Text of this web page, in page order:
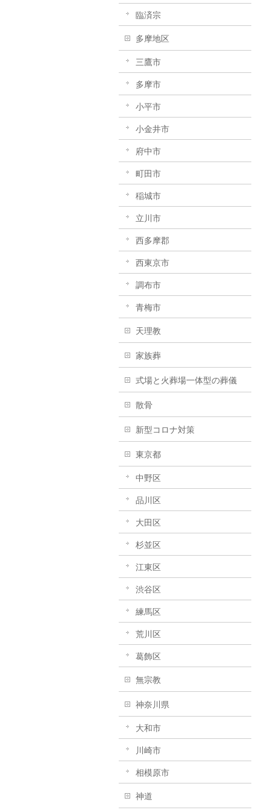
臨済宗
多摩地区
三鷹市
多摩市
小平市
小金井市
府中市
町田市
稲城市
立川市
西多摩郡
西東京市
調布市
青梅市
天理教
家族葬
式場と火葬場一体型の葬儀
散骨
新型コロナ対策
東京都
中野区
品川区
大田区
杉並区
江東区
渋谷区
練馬区
荒川区
葛飾区
無宗教
神奈川県
大和市
川崎市
相模原市
神道